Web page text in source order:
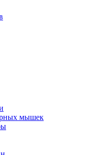
мышек